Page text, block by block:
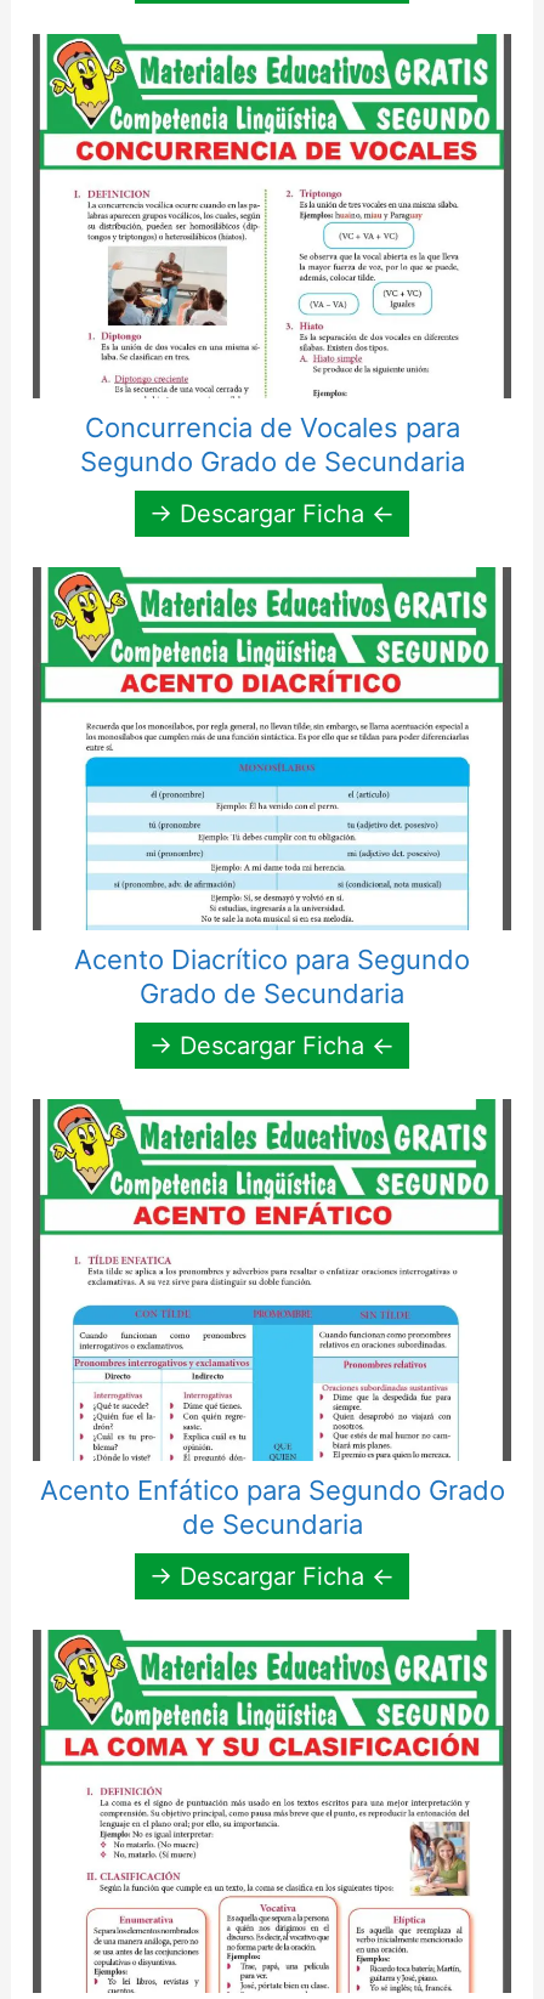
Concurrencia de Vocales para
Segundo Grado de Secundaria
→ Descargar Ficha ←
Acento Diacrítico para Segundo
Grado de Secundaria
→ Descargar Ficha ←
Acento Enfático para Segundo Grado
de Secundaria
→ Descargar Ficha ←